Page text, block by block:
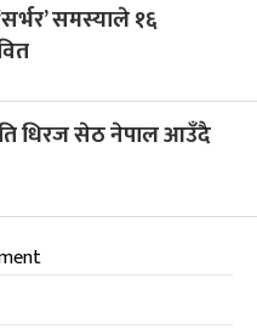
समस्याले १६
धिरज सेठ नेपाल आउँदै